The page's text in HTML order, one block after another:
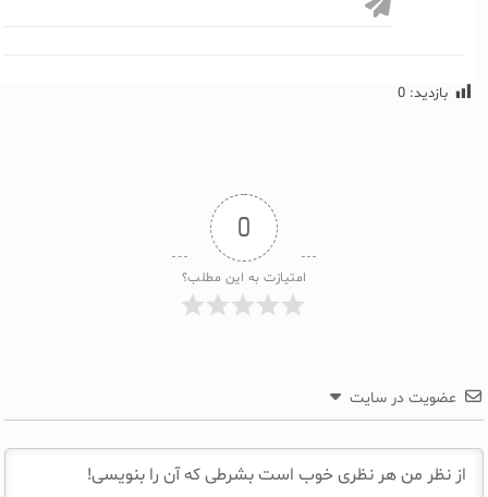
بازدید: 0
0
امتیازت به این مطلب؟
عضویت در سایت